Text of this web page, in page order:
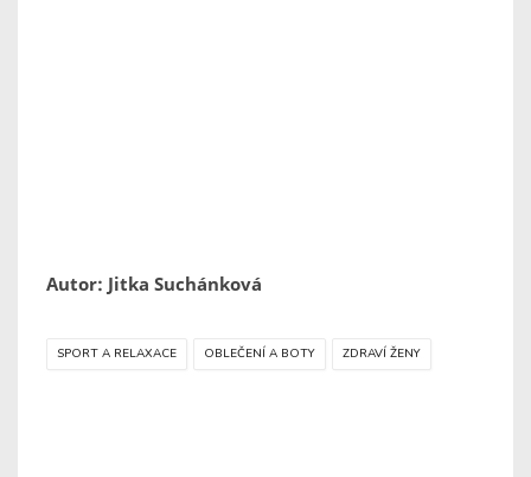
Autor: Jitka Suchánková
SPORT A RELAXACE OBLEČENÍ A BOTY ZDRAVÍ ŽENY